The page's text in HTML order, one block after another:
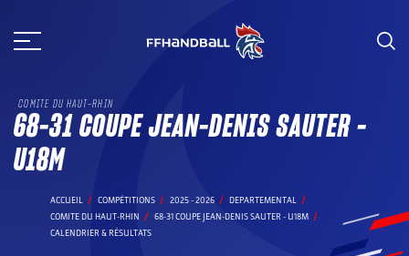
au
COMITE DU HAUT-RHIN
68-31 COUPE JEAN-DENIS SAUTER -
U18M
ACCUEIL COMPÉTITIONS 2025 - 2026
DEPARTEMENTAL
COMITE DU HAUT-RHIN
68-31 COUPE JEAN-DENIS SAUTER - U18M
CALENDRIER & RÉSULTATS